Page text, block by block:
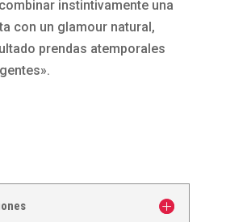
instintivamente una
con un glamour natural,
prendas atemporales